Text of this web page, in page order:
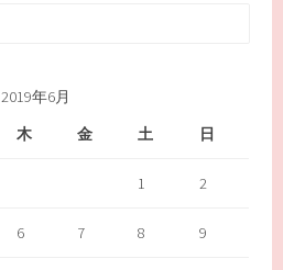
2019年6月
木 金 土 日
1 2
6 7 8 9